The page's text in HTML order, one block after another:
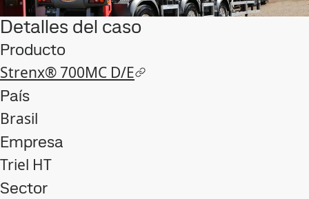
Detalles del caso
Producto
Strenx® 700MC D/E
País
Brasil
Empresa
Triel HT
Sector